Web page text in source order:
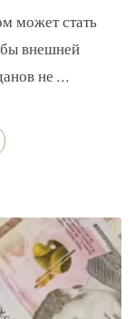
может стать
внешней
не …